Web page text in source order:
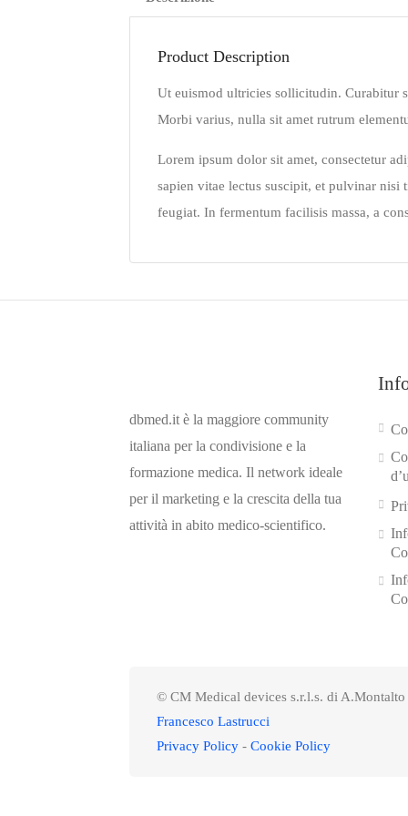
Product Description
Ut euismod ultricies sollicitudin. Curabitur
Morbi varius, nulla sit amet rutrum
Lorem ipsum dolor sit amet, consectetur
sapien vitae lectus suscipit, et pulvinar
feugiat. In fermentum facilisis massa, a
dbmed.it è la maggiore community
italiana per la condivisione e la
formazione medica. Il network ideale
per il marketing e la crescita della tua
attività in abito medico-scientifico.
© CM Medical devices s.r.l.s. di A.Montalto
Francesco Lastrucci
Privacy Policy - Cookie Policy